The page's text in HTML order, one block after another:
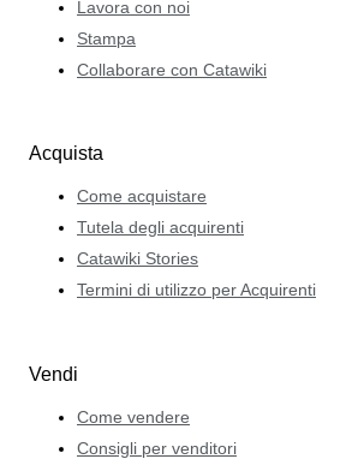
Lavora con noi
Stampa
Collaborare con Catawiki
Acquista
Come acquistare
Tutela degli acquirenti
Catawiki Stories
Termini di utilizzo per Acquirenti
Vendi
Come vendere
Consigli per venditori